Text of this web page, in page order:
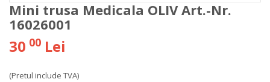
Mini trusa Medicala OLIV Art.-Nr.
16026001
30 00 Lei
(Pretul include TVA)